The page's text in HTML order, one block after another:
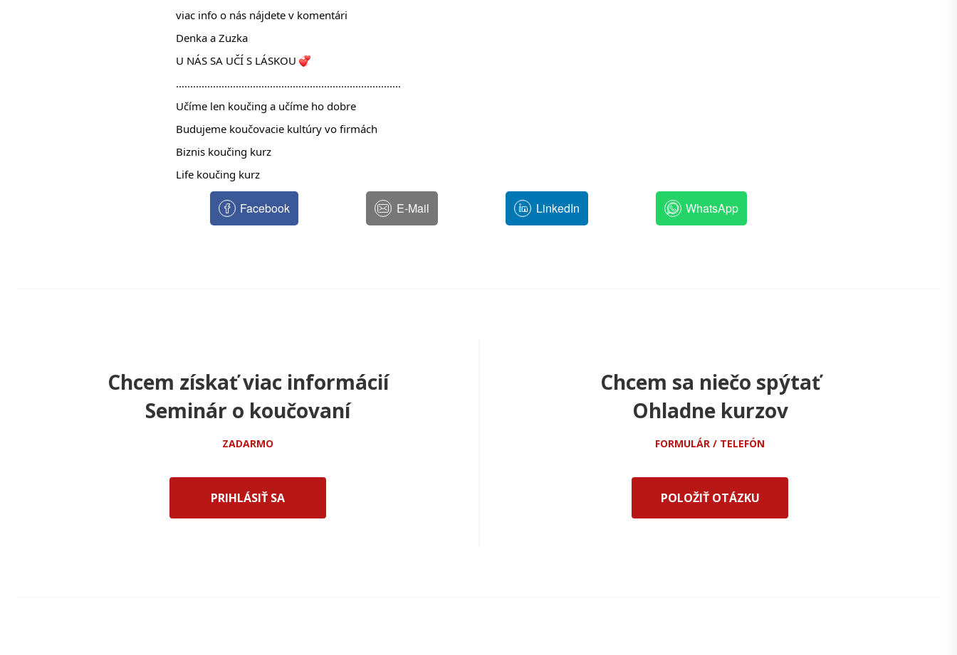
viac info o nás nájdete v komentári
Denka a Zuzka
U NÁS SA UČÍ S LÁSKOU
…............................................................................
Učíme len koučing a učíme ho dobre
Budujeme koučovacie kultúry vo firmách
Biznis koučing kurz
Life koučing kurz
Facebook E-Mail LinkedIn WhatsApp
Chcem získať viac informácií
Seminár o koučovaní
ZADARMO
PRIHLÁSIŤ SA
Chcem sa niečo spýtať
Ohladne kurzov
FORMULÁR / TELEFÓN
POLOŽIŤ OTÁZKU